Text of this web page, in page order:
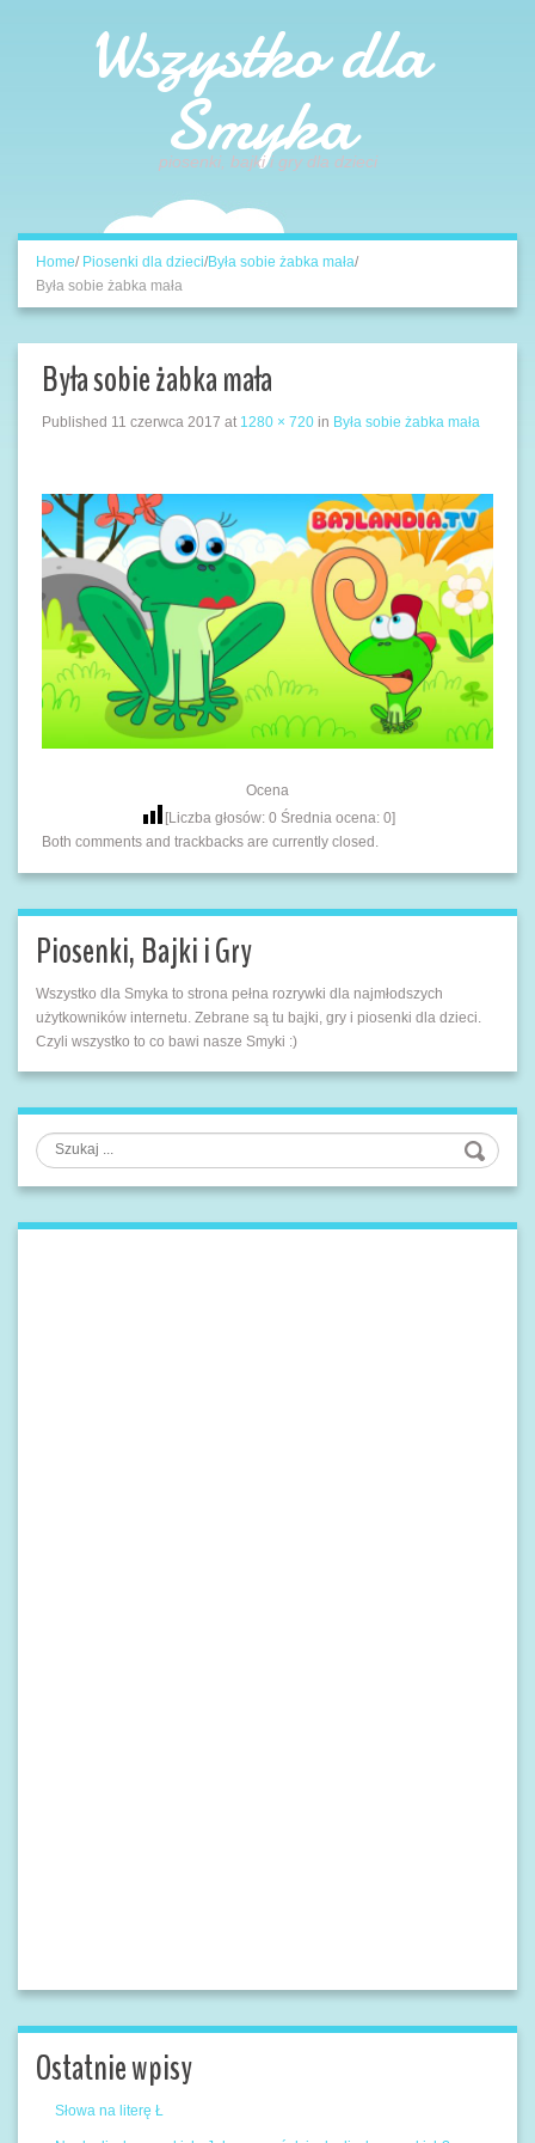
Wszystko dla
Smyka
piosenki, bajki i gry dla dzieci
Home/ Piosenki dla dzieci/Była sobie żabka mała/
Była sobie żabka mała
Była sobie żabka mała
Published 11 czerwca 2017 at 1280 × 720 in Była sobie żabka mała
Ocena
[Liczba głosów: 0 Średnia ocena: 0]
Both comments and trackbacks are currently closed.
Piosenki, Bajki i Gry
Wszystko dla Smyka to strona pełna rozrywki dla najmłodszych
użytkowników internetu. Zebrane są tu bajki, gry i piosenki dla dzieci.
Czyli wszystko to co bawi nasze Smyki :)
Szukaj
Ostatnie wpisy
Słowa na literę Ł